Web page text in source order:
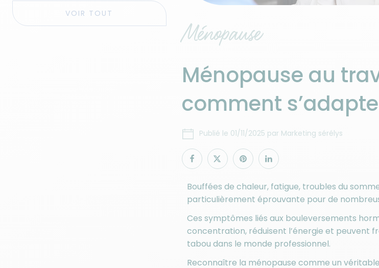
VOIR TOUT
Ménopause
Ménopause au
comment
Publié le 01/11/2025 par Marketing sérélys
Bouffées de chaleur, fatigue, troubles du
particulièrement éprouvante pour de
Ces symptômes liés aux bouleversements
concentration, réduisent l’énergie et peuvent
tabou dans le monde professionnel.
Reconnaître la ménopause comme un